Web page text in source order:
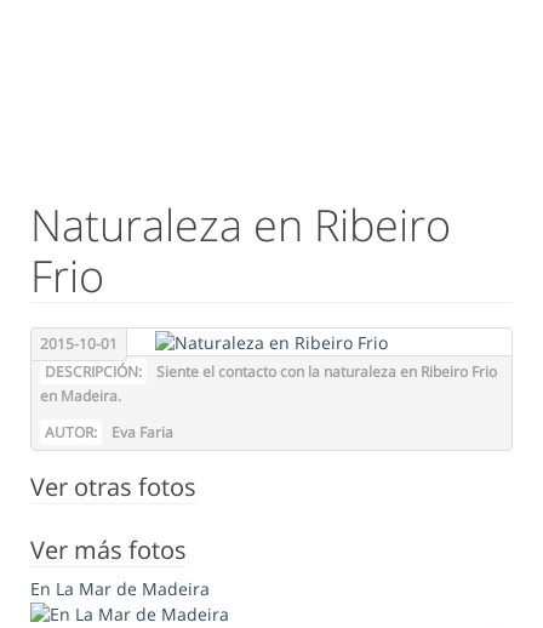
Naturaleza en Ribeiro
Frio
2015-10-01
DESCRIPCIÓN:
Siente el contacto con la naturaleza en Ribeiro Frio
en Madeira.
AUTOR:
Eva Faria
Ver otras fotos
Ver más fotos
En La Mar de Madeira